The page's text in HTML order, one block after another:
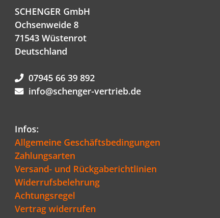
SCHENGER GmbH
Ochsenweide 8
71543 Wüstenrot
Deutschland
07945 66 39 892
info@schenger-vertrieb.de
Infos:
Allgemeine Geschäftsbedingungen
Zahlungsarten
Versand- und Rückgaberichtlinien
Widerrufsbelehrung
Achtungsregel
Vertrag widerrufen